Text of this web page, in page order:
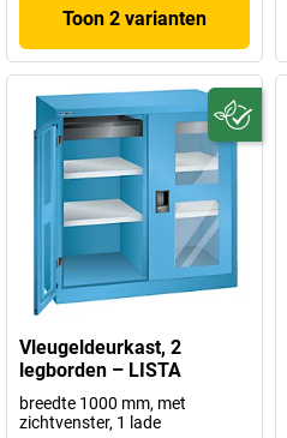
Toon 2 varianten
Vleugeldeurkast, 2
legborden – LISTA
breedte 1000 mm, met
zichtvenster, 1 lade